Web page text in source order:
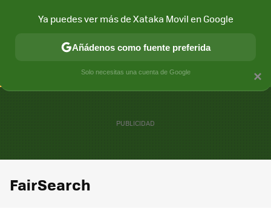
CONECTIVIDAD MÓVIL Y SOCIEDAD APLICACIONES
FairSearch
×
Ya puedes ver más de Xataka Movil en Google
Añádenos como fuente preferida
Solo necesitas una cuenta de Google